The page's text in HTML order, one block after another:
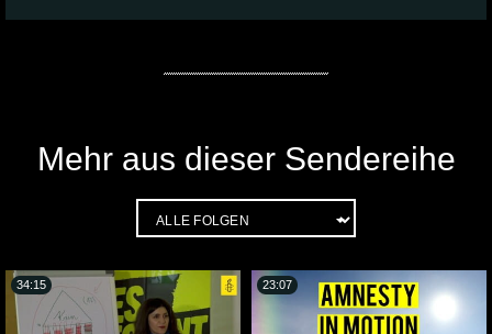
Mehr aus dieser Sendereihe
34:15 23:07